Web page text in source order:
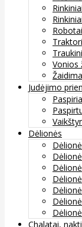
Robotai
Vonios
Judėjimo
Dėlionės
Chalatai,